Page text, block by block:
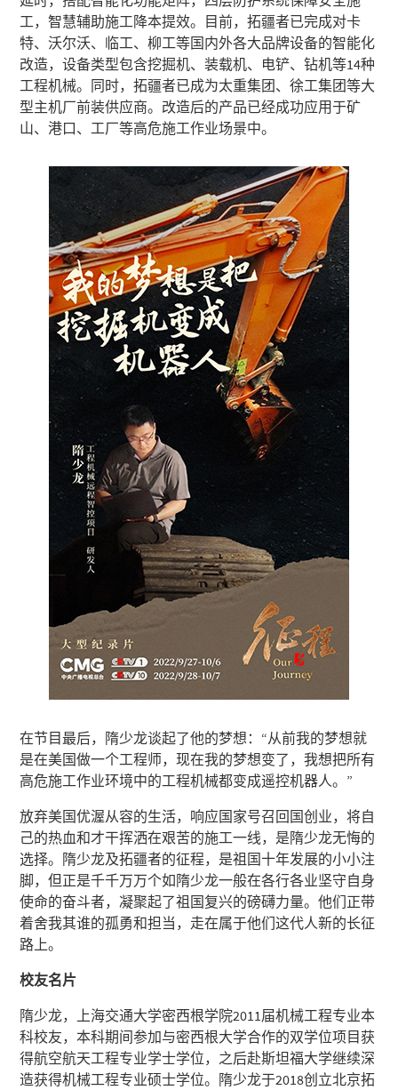
工，智慧辅助施工降本提效。目前，拓疆者已完成对卡
特、沃尔沃、临工、柳工等国内外各大品牌设备的智能化
改造，设备类型包含挖掘机、装载机、电铲、钻机等14种
工程机械。同时，拓疆者已成为太重集团、徐工集团等大
型主机厂前装供应商。改造后的产品已经成功应用于矿
山、港口、工厂等高危施工作业场景中。
在节目最后，隋少龙谈起了他的梦想：“从前我的梦想就
是在美国做一个工程师，现在我的梦想变了，我想把所有
高危施工作业环境中的工程机械都变成遥控机器人。”
放弃美国优渥从容的生活，响应国家号召回国创业，将自
己的热血和才干挥洒在艰苦的施工一线，是隋少龙无悔的
选择。隋少龙及拓疆者的征程，是祖国十年发展的小小注
脚，但正是千千万万个如隋少龙一般在各行各业坚守自身
使命的奋斗者，凝聚起了祖国复兴的磅礴力量。他们正带
着舍我其谁的孤勇和担当，走在属于他们这代人新的长征
路上。
校友名片
隋少龙，上海交通大学密西根学院2011届机械工程专业本
科校友，本科期间参加与密西根大学合作的双学位项目获
得航空航天工程专业学士学位，之后赴斯坦福大学继续深
造获得机械工程专业硕士学位。隋少龙于2018创立北京拓